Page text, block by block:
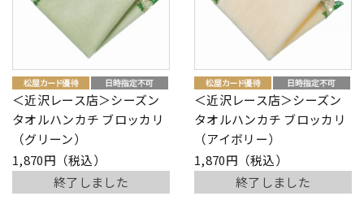
＜近沢レース店＞シーズン
タオルハンカチ ブロッカリ
（グリーン）
1,870円（税込）
終了しました
＜近沢レース店＞シーズン
タオルハンカチ ブロッカリ
（アイボリー）
1,870円（税込）
終了しました